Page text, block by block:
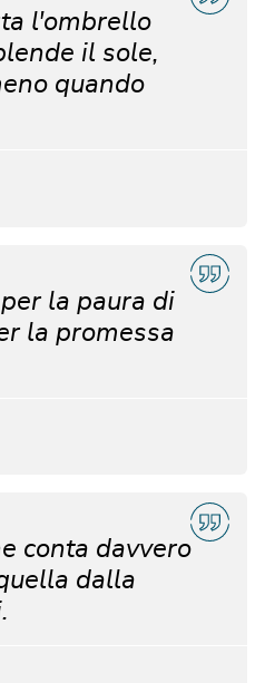
l'ombrello
il sole,
quando
la paura di
la promessa
conta davvero
dalla